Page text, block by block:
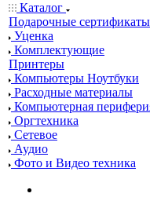
Каталог
Подарочные сертификаты
Уценка
Комплектующие
Принтеры
Компьютеры Ноутбуки
Расходные материалы
Компьютерная
Оргтехника
Сетевое
Аудио
Фото и Видео техника